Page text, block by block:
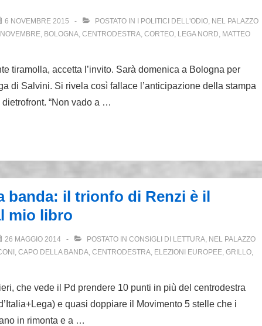
6 NOVEMBRE 2015 POSTATO IN I POLITICI DELL'ODIO, NEL PALAZZO
, BOLOGNA, CENTRODESTRA, CORTEO, LEGA NORD, MATTEO
tiramolla, accetta l’invito. Sarà domenica a Bologna per
di Salvini. Si rivela così fallace l’anticipazione della stampa
“Non vado a …
banda: il trionfo di Renzi è il
mio libro
26 MAGGIO 2014 POSTATO IN CONSIGLI DI LETTURA, NEL PALAZZO
, CAPO DELLA BANDA, CENTRODESTRA, ELEZIONI EUROPEE, GRILLO,
che vede il Pd prendere 10 punti in più del centrodestra
e quasi doppiare il Movimento 5 stelle che i
in rimonta e a …